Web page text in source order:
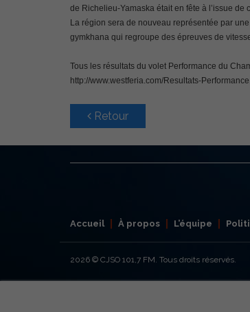
de Richelieu-Yamaska était en fête à l’issue
La région sera de nouveau représentée par
gymkhana qui regroupe des épreuves de
Tous les résultats du volet Performance du
http://www.westferia.com/Resultats-Performance.
Retour
Accueil À propos L’équipe
2026 © CJSO 101,7 FM. Tous droits réservés.